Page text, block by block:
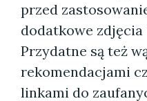
przed
dodatkowe zdjęcia
Przydatne są też
rekomendacjami
linkami do